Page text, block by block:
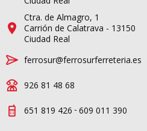
Ctra. de Almagro, 1
Carrión de Calatrava - 13150
Ciudad Real
ferrosur@ferrosurferreteria.es
926 81 48 68
651 819 426 - 609 011 390